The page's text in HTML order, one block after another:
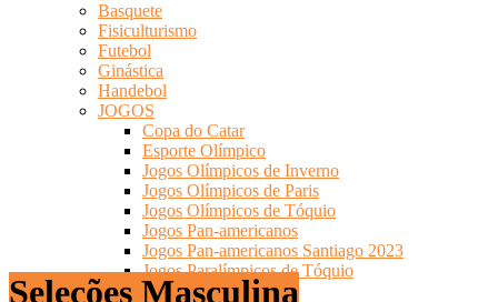
Basquete
Fisiculturismo
Futebol
Ginástica
Handebol
JOGOS
Copa do Catar
Esporte Olímpico
Jogos Olímpicos de Inverno
Jogos Olímpicos de Paris
Jogos Olímpicos de Tóquio
Jogos Pan-americanos
Jogos Pan-americanos Santiago 2023
Jogos Paralímpicos de Tóquio
Olimpíadas-2016
Seleções Masculina